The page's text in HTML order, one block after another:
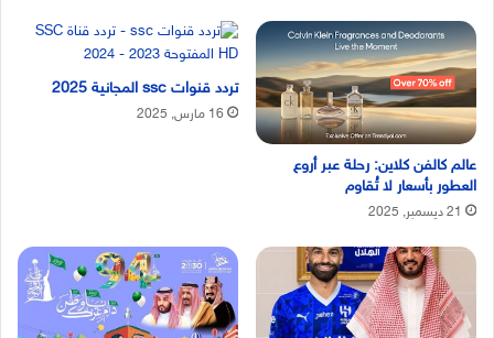
عالم كالفن كلاين: رحلة عبر أروع
العطور بأسعار لا تُقاوم
21 ديسمبر, 2025
تردد قنوات ssc المجانية 2025
16 مارس, 2025